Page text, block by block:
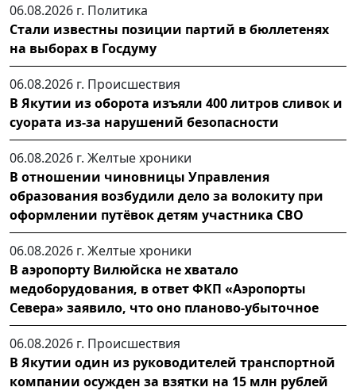
06.08.2026 г. Политика
Стали известны позиции партий в бюллетенях
на выборах в Госдуму
06.08.2026 г. Происшествия
В Якутии из оборота изъяли 400 литров сливок и
суората из-за нарушений безопасности
06.08.2026 г. Желтые хроники
В отношении чиновницы Управления
образования возбудили дело за волокиту при
оформлении путёвок детям участника СВО
06.08.2026 г. Желтые хроники
В аэропорту Вилюйска не хватало
медоборудования, в ответ ФКП «Аэропорты
Севера» заявило, что оно планово-убыточное
06.08.2026 г. Происшествия
В Якутии один из руководителей транспортной
компании осужден за взятки на 15 млн рублей